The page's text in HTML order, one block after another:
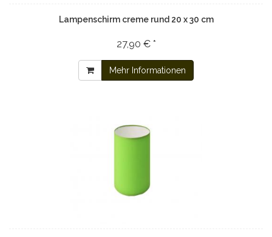
Lampenschirm creme rund 20 x 30 cm
27,90 € *
Mehr Informationen